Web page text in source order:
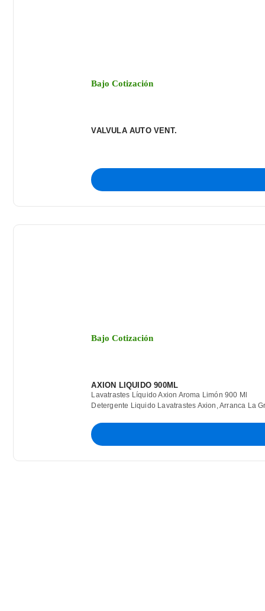
Bajo Cotización
VALVULA AUTO VENT.
Bajo Cotización
AXION LIQUIDO 900ML
Lavatrastes Líquido Axion Aroma Limón 900 Ml
Detergente Liquido Lavatrastes Axion, Arranca La